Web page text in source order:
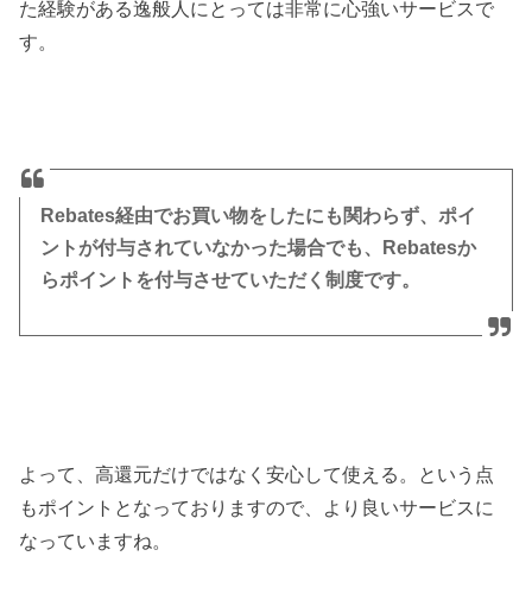
た経験がある逸般人にとっては非常に心強いサービスで
す。
Rebates経由でお買い物をしたにも関わらず、ポイ
ントが付与されていなかった場合でも、Rebatesか
らポイントを付与させていただく制度です。
よって、高還元だけではなく安心して使える。という点
もポイントとなっておりますので、より良いサービスに
なっていますね。